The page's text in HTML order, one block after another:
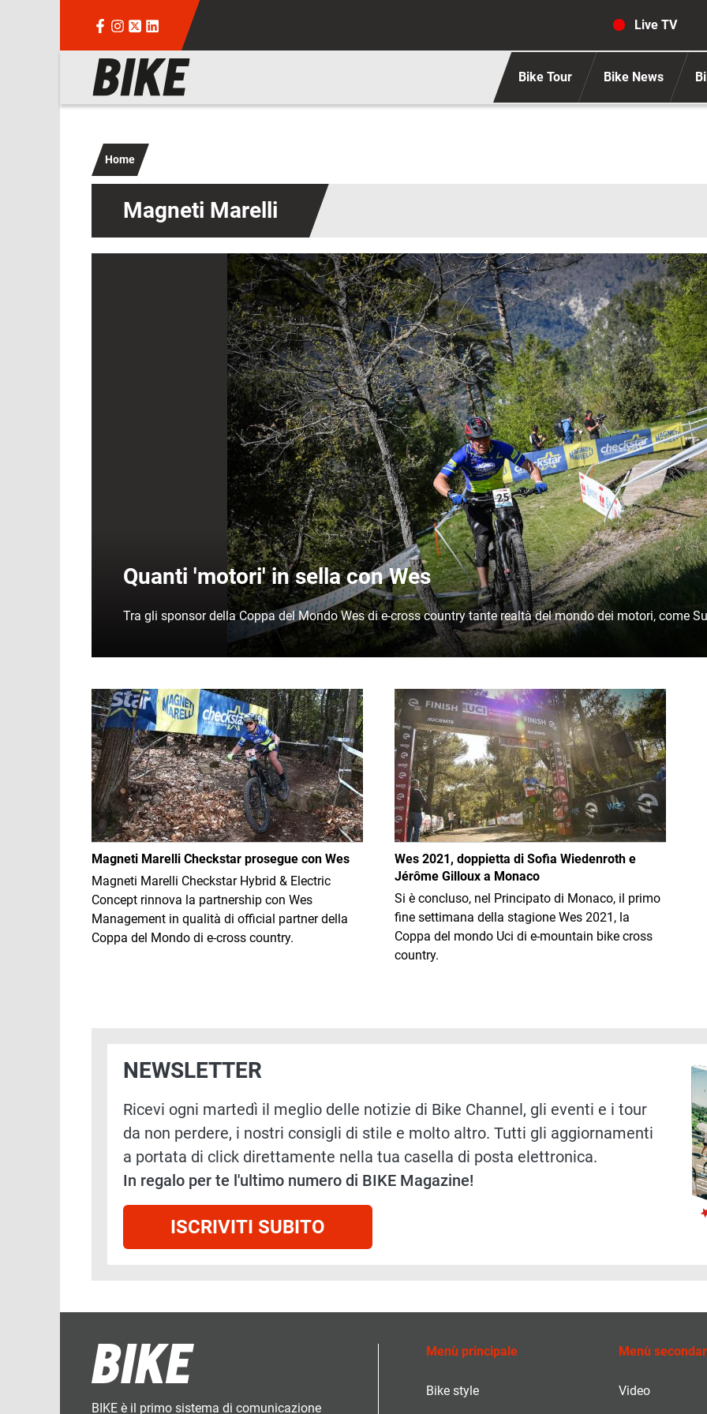
Live TV
Navigazione principale Bike Tour Bike News
Home
Magneti Marelli
Immagine
Quanti 'motori' in sella con Wes
Tra gli sponsor della Coppa del Mondo Wes di e-cross country tante realtà del mondo dei motori, come
Immagine
Magneti Marelli Checkstar prosegue con Wes
Magneti Marelli Checkstar Hybrid & Electric
Concept rinnova la partnership con Wes
Management in qualità di official partner della
Coppa del Mondo di e-cross country.
Immagine
Wes 2021, doppietta di Sofia Wiedenroth e
Jérôme Gilloux a Monaco
Si è concluso, nel Principato di Monaco, il primo
fine settimana della stagione Wes 2021, la
Coppa del mondo Uci di e-mountain bike cross
country.
NEWSLETTER
Ricevi ogni martedì il meglio delle notizie di Bike Channel, gli eventi e i tour
da non perdere, i nostri consigli di stile e molto altro. Tutti gli aggiornamenti
a portata di click direttamente nella tua casella di posta elettronica.
In regalo per te l'ultimo numero di BIKE Magazine!
ISCRIVITI SUBITO
BIKE è il primo sistema di comunicazione
Menù principale
Bike style
Menù
Video